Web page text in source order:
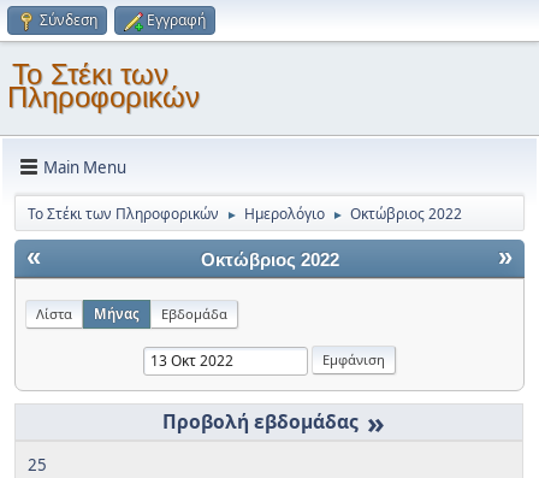
Σύνδεση Εγγραφή
Το Στέκι των
Πληροφορικών
Main Menu
Το Στέκι των Πληροφορικών ► Ημερολόγιο ► Οκτώβριος 2022
« »
Οκτώβριος 2022
Λίστα Μήνας Εβδομάδα
»
25